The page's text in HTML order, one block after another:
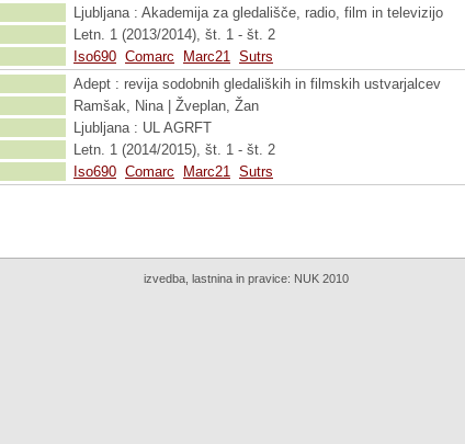
Ljubljana : Akademija za gledališče, radio, film in televizijo
Letn. 1 (2013/2014), št. 1 - št. 2
Iso690 Comarc Marc21 Sutrs
Adept : revija sodobnih gledaliških in filmskih ustvarjalcev
Ramšak, Nina | Žveplan, Žan
Ljubljana : UL AGRFT
Letn. 1 (2014/2015), št. 1 - št. 2
Iso690 Comarc Marc21 Sutrs
izvedba, lastnina in pravice: NUK 2010